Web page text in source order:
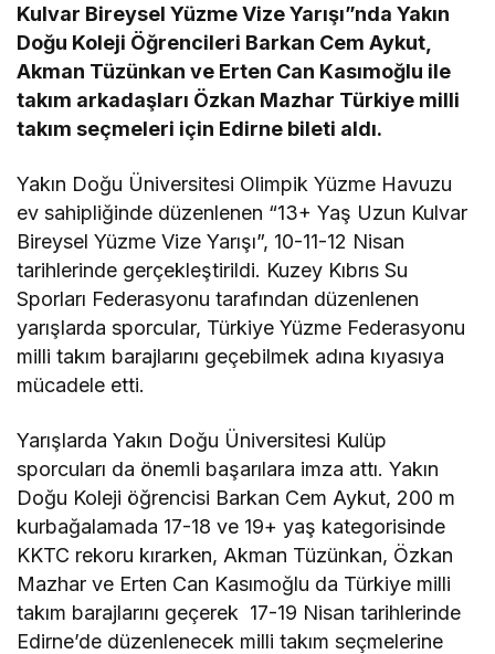
Kulvar Bireysel Yüzme Vize Yarışı”nda Yakın
Doğu Koleji Öğrencileri Barkan Cem Aykut
Akman Tüzünkan ve Erten Can Kasımoğlu ile
takım arkadaşları Özkan Mazhar Türkiye milli
takım seçmeleri için Edirne bileti aldı.
Yakın Doğu Üniversitesi Olimpik Yüzme Havuzu
ev sahipliğinde düzenlenen “13+ Yaş Uzun Kulvar
Bireysel Yüzme Vize Yarışı”, 10-11-12 Nisan
tarihlerinde gerçekleştirildi. Kuzey Kıbrıs Su
Sporları Federasyonu tarafından düzenlenen
yarışlarda sporcular, Türkiye Yüzme Federasyonu
milli takım barajlarını geçebilmek adına kıyasıya
mücadele etti.
Yarışlarda Yakın Doğu Üniversitesi Kulüp
sporcuları da önemli başarılara imza attı. Yakın
Doğu Koleji öğrencisi Barkan Cem Aykut, 200 m
kurbağalamada 17-18 ve 19+ yaş kategorisinde
KKTC rekoru kırarken, Akman Tüzünkan, Özkan
Mazhar ve Erten Can Kasımoğlu da Türkiye milli
takım barajlarını geçerek 17-19 Nisan tarihlerinde
Edirne’de düzenlenecek milli takım seçmelerine